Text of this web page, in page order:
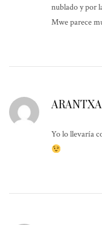
nublado y por
Mwe parece
ARANTXA
Yo lo llevaría